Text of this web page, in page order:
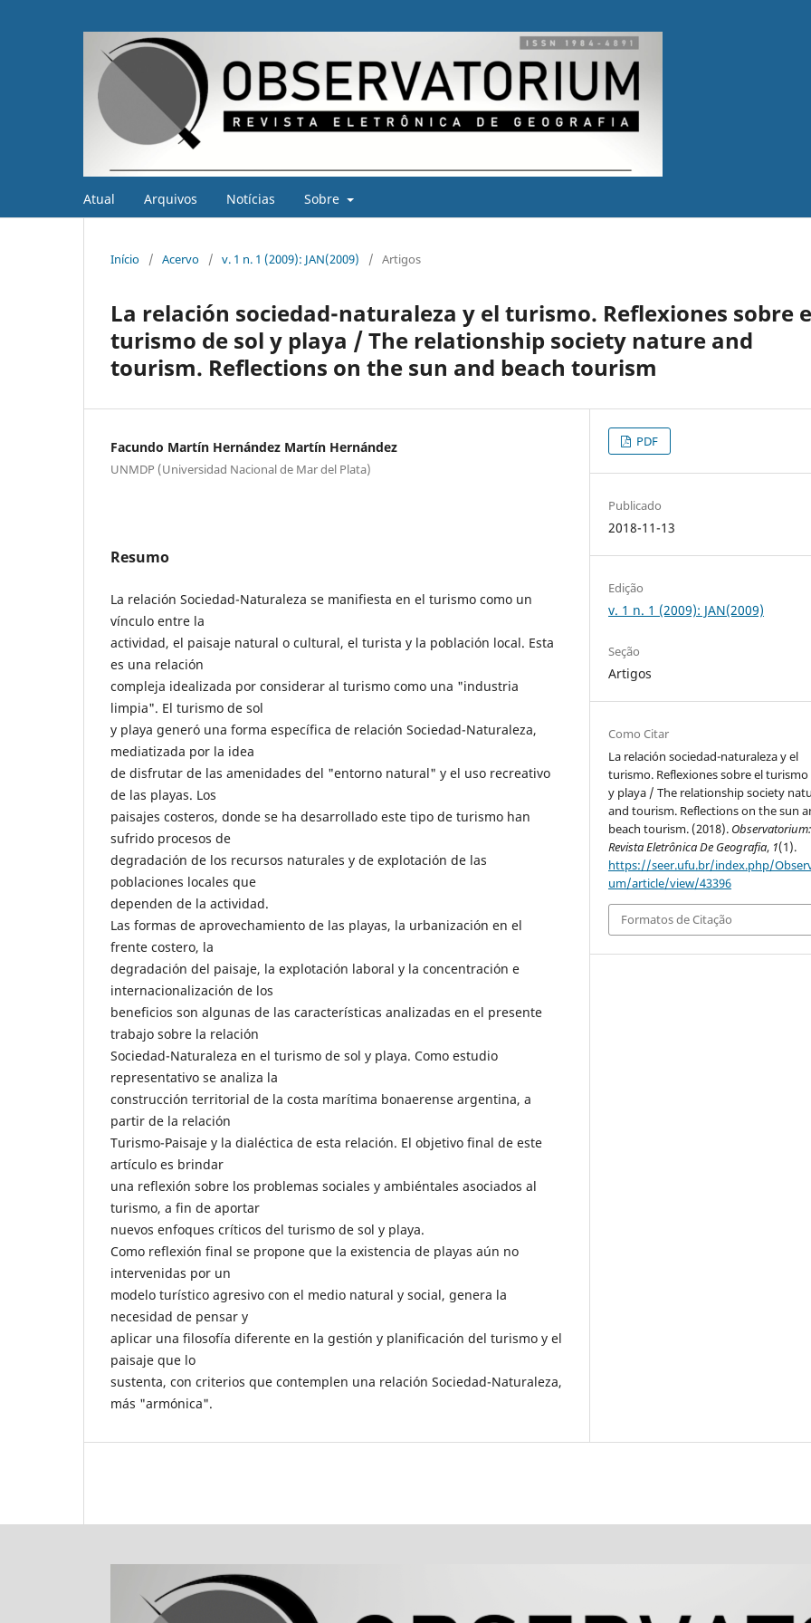
Atual Arquivos Notícias Sobre
Início / Acervo / v. 1 n. 1 (2009): JAN(2009) / Artigos
La relación sociedad-naturaleza y el turismo. Reflexiones sobre
turismo de sol y playa / The relationship society nature and
tourism. Reflections on the sun and beach tourism
Facundo Martín Hernández Martín Hernández
UNMDP (Universidad Nacional de Mar del Plata)
Resumo
La relación Sociedad-Naturaleza se manifiesta en el turismo como un
vínculo entre la
actividad, el paisaje natural o cultural, el turista y la población local. Esta
es una relación
compleja idealizada por considerar al turismo como una "industria
limpia". El turismo de sol
y playa generó una forma específica de relación Sociedad-Naturaleza,
mediatizada por la idea
de disfrutar de las amenidades del "entorno natural" y el uso recreativo
de las playas. Los
paisajes costeros, donde se ha desarrollado este tipo de turismo han
sufrido procesos de
degradación de los recursos naturales y de explotación de las
poblaciones locales que
dependen de la actividad.
Las formas de aprovechamiento de las playas, la urbanización en el
frente costero, la
degradación del paisaje, la explotación laboral y la concentración e
internacionalización de los
beneficios son algunas de las características analizadas en el presente
trabajo sobre la relación
Sociedad-Naturaleza en el turismo de sol y playa. Como estudio
representativo se analiza la
construcción territorial de la costa marítima bonaerense argentina, a
partir de la relación
Turismo-Paisaje y la dialéctica de esta relación. El objetivo final de este
artículo es brindar
una reflexión sobre los problemas sociales y ambiéntales asociados al
turismo, a fin de aportar
nuevos enfoques críticos del turismo de sol y playa.
Como reflexión final se propone que la existencia de playas aún no
intervenidas por un
modelo turístico agresivo con el medio natural y social, genera la
necesidad de pensar y
aplicar una filosofía diferente en la gestión y planificación del turismo y el
paisaje que lo
sustenta, con criterios que contemplen una relación Sociedad-Naturaleza,
más "armónica".
PDF
Publicado
2018-11-13
Edição
v. 1 n. 1 (2009): JAN(2009)
Seção
Artigos
Como Citar
La relación sociedad-naturaleza y el
turismo. Reflexiones sobre el turismo
y playa / The relationship society
and tourism. Reflections on the sun
beach tourism. (2018). Observatorium:
Revista Eletrônica De Geografia, 1(1).
https://seer.ufu.br/index.php/
um/article/view/43396
Formatos de Citação